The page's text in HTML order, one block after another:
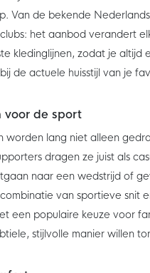
Van de bekende
het aanbod verandert
kledinglijnen, zodat je altijd
de actuele huisstijl van je
voor de sport
worden lang niet alleen
dragen ze juist als
naar een wedstrijd of
van sportieve snit
een populaire keuze voor
stijlvolle manier willen